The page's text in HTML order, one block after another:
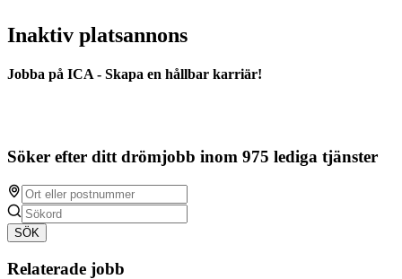
Inaktiv platsannons
Jobba på ICA - Skapa en hållbar karriär!
Söker efter ditt drömjobb inom 975 lediga tjänster
SÖK
Relaterade jobb